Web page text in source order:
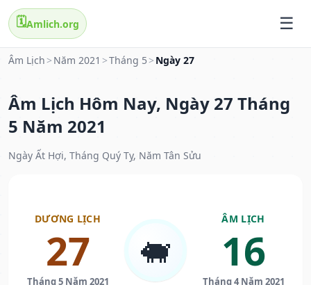
🗓️Amlich.org
Âm Lịch > Năm 2021 >Tháng 5 > Ngày 27
Âm Lịch Hôm Nay, Ngày 27 Tháng
5 Năm 2021
Ngày Ất Hợi, Tháng Quý Tỵ, Năm Tân Sửu
DƯƠNG LỊCH
27
Tháng 5 Năm 2021
🐖
ÂM LỊCH
16
Tháng 4 Năm 2021